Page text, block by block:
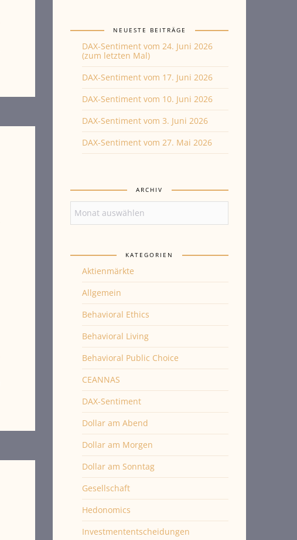
NEUESTE BEITRÄGE
DAX-Sentiment vom 24. Juni 2026
(zum letzten Mal)
DAX-Sentiment vom 17. Juni 2026
DAX-Sentiment vom 10. Juni 2026
DAX-Sentiment vom 3. Juni 2026
DAX-Sentiment vom 27. Mai 2026
ARCHIV
KATEGORIEN
Aktienmärkte
Allgemein
Behavioral Ethics
Behavioral Living
Behavioral Public Choice
CEANNAS
DAX-Sentiment
Dollar am Abend
Dollar am Morgen
Dollar am Sonntag
Gesellschaft
Hedonomics
Investmententscheidungen